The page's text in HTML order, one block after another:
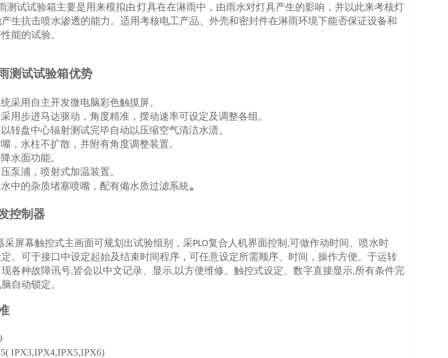
测试试验箱主要是用来模拟由 灯具在在淋雨中，由雨水对灯具产生的影响，并以此来考核灯
生抗击喷水渗透的能力。适用考核电工产品、外壳和密封件在淋雨环境下能否保证设备和
能的试验。
测试试验箱优势
采用自主开发微电脑彩色触摸屏。
用步进马达驱动，角度精准，摆动速率可设定及调整各组。
转盘中心辐射测试完毕自动以压缩空气清洁水渍。
，水柱不扩散，并附有角度调整装置。
水面功能。
泵浦，喷射式加温装置。
中的杂质堵塞喷嘴，配有備水质过滤系統。
控制器
采屏幕触控式主画面可规划出试验组别，采PLO复合人机界面控制 ,可做作动时间、喷水时
。可于接口中设定起始及结束时间程序，可任意设定所需顺序、时间，操作方便。于运转
各种故障讯号,皆会以中文记录、显示, 以方便维修。触控式设定、数字直接显示,所有条件完
自动锁定。
IPX3,IPX4,IPX5,IPX6)